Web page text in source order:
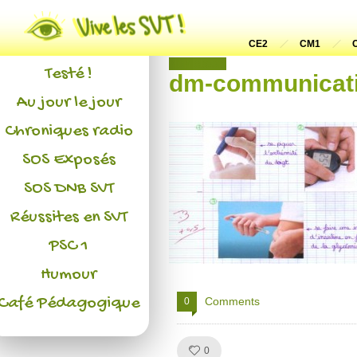
CE2 CM1
dm-
0 Comments
0
Actualités
L'association
Testé !
Au jour le jour
Chroniques radio
SOS Exposés
SOS DNB SVT
Réussites en SVT
PSC 1
Humour
Pédagogique